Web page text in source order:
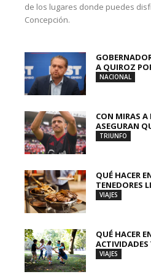
de los lugares donde puedes
Concepción.
A QUIROZ
NACIONAL
CON MIRAS A
ASEGURAN
TRIUNFO
QUÉ HACER
TENEDORES
VIAJES
QUÉ HACER
ACTIVIDADES
VIAJES